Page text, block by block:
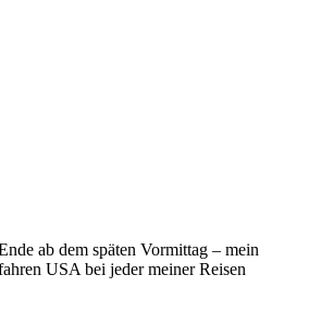
ab dem späten Vormittag – mein
USA bei jeder meiner Reisen